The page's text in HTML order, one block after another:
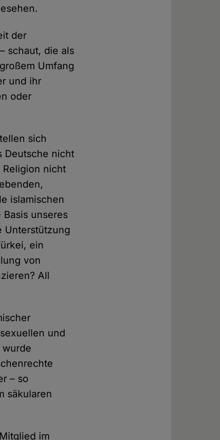
der
schaut, die als
Umfang
und ihr
oder
sich
Deutsche nicht
nicht
islamischen
unseres
Unterstützung
ein
von
All
und
wurde
– so
säkularen
im